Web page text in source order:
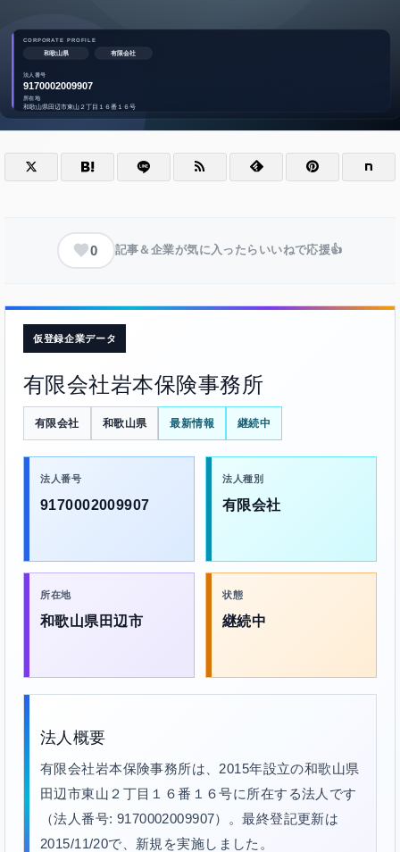
0 記事＆企業が気に入ったらいいねで応援👍
仮登録企業データ
有限会社岩本保険事務所
有限会社 和歌山県 最新情報 継続中
法人番号
9170002009907
法人種別
有限会社
所在地
和歌山県田辺市
状態
継続中
法人概要
有限会社岩本保険事務所は、2015年設立の和歌山県
田辺市東山２丁目１６番１６号に所在する法人です
（法人番号: 9170002009907）。最終登記更新は
2015/11/20で、新規を実施しました。